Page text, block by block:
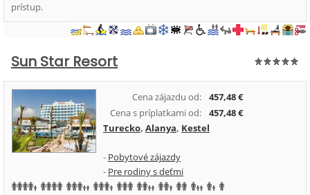
prístup.
Sun Star Resort
Cena zájazdu od:
457,48 €
Cena s príplatkami od:
457,48 €
Turecko, Alanya, Kestel
- Pobytové zájazdy
- Pre rodiny s deťmi